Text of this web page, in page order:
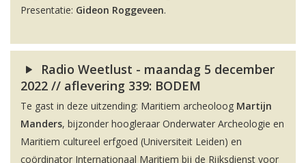
Presentatie: Gideon Roggeveen.
Radio Weetlust - maandag 5 december
2022 // aflevering 339: BODEM
Te gast in deze uitzending: Maritiem archeoloog Martijn
Manders, bijzonder hoogleraar Onderwater Archeologie en
Maritiem cultureel erfgoed (Universiteit Leiden) en
coördinator Internationaal Maritiem bij de Rijksdienst voor